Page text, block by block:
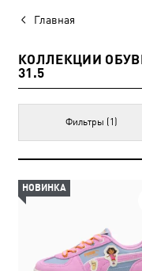
Главная
КОЛЛЕКЦИИ
31.5
Фильтры (1)
НОВИНКА